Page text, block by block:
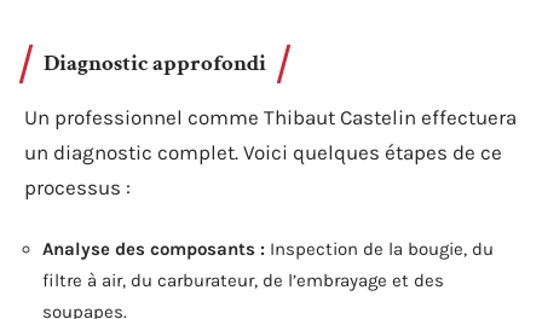
Diagnostic approfondi
Un professionnel comme Thibaut Castelin effectuera
un diagnostic complet. Voici quelques étapes de ce
processus :
Analyse des composants : Inspection de la bougie, du
filtre à air, du carburateur, de l’embrayage et des
soupapes.